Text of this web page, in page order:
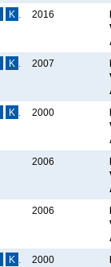
K 2016
K 2007
K 2000
2006
2006
K 2000